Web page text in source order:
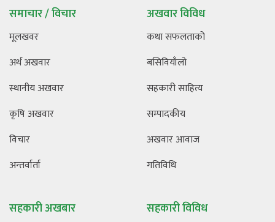
समाचार / विचार
मूलखवर
अर्थ अखवार
स्थानीय अखवार
कृषि अखवार
विचार
अन्तर्वार्ता
अखवार विविध
कथा सफलताको
बसिवियाँलो
सहकारी साहित्य
सम्पादकीय
अखवार आवाज
गतिविधि
सहकारी अखबार सहकारी विविध